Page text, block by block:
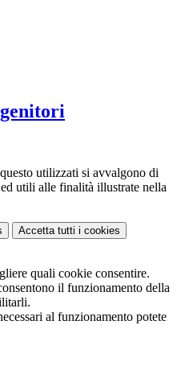
utilizzati si avvalgono di
utili alle finalità illustrate nella
Accetta tutti i cookies
quali cookie consentire.
il funzionamento della
al funzionamento potete